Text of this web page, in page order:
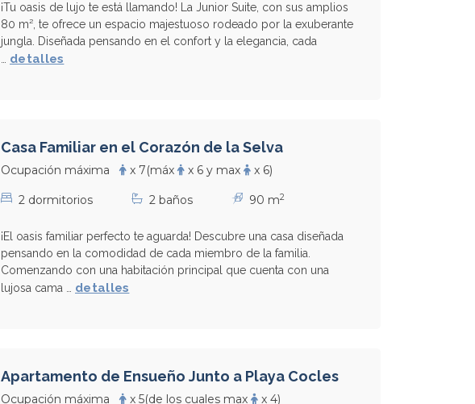
¡Tu oasis de lujo te está llamando! La Junior Suite, con sus amplios
80 m², te ofrece un espacio majestuoso rodeado por la exuberante
jungla. Diseñada pensando en el confort y la elegancia, cada
detalles
Casa Familiar en el Corazón de la Selva
Ocupación máxima x 7(máx x 6 y max x 6)
2 dormitorios 2 baños 90 m2
¡El oasis familiar perfecto te aguarda! Descubre una casa diseñada
pensando en la comodidad de cada miembro de la familia.
Comenzando con una habitación principal que cuenta con una
lujosa cama … detalles
Apartamento de Ensueño Junto a Playa Cocles
Ocupación máxima x 5(de los cuales max x 4)